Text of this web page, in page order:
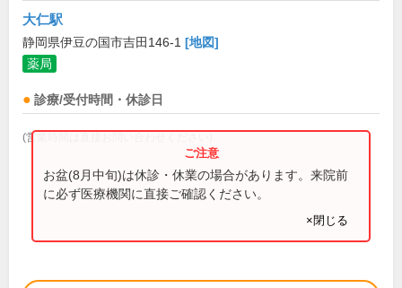
大仁駅
静岡県伊豆の国市吉田146-1 [地図]
薬局
診療/受付時間・休診日
(営業時間は直接お問い合わせください)
お盆(8月中旬)は休診・休業の場合があります。来院前
に必ず医療機関に直接ご確認ください。
×閉じる